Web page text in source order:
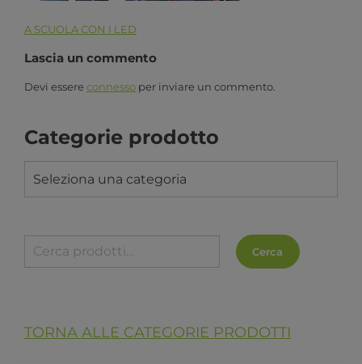
A SCUOLA CON I LED
Lascia un commento
Devi essere connesso per inviare un commento.
Categorie prodotto
Seleziona una categoria
Cerca
TORNA ALLE CATEGORIE PRODOTTI